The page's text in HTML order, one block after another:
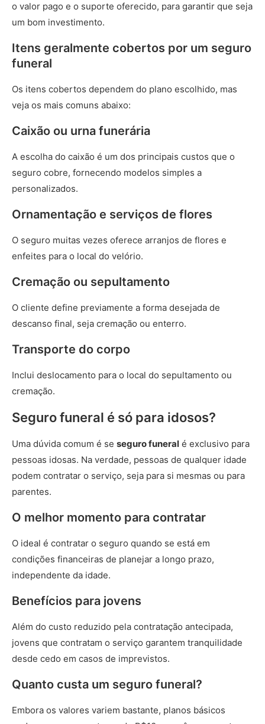
o valor pago e o suporte oferecido, para garantir que seja
um bom investimento.
Itens geralmente cobertos por um seguro
funeral
Os itens cobertos dependem do plano escolhido, mas
veja os mais comuns abaixo:
Caixão ou urna funerária
A escolha do caixão é um dos principais custos que o
seguro cobre, fornecendo modelos simples a
personalizados.
Ornamentação e serviços de flores
O seguro muitas vezes oferece arranjos de flores e
enfeites para o local do velório.
Cremação ou sepultamento
O cliente define previamente a forma desejada de
descanso final, seja cremação ou enterro.
Transporte do corpo
Inclui deslocamento para o local do sepultamento ou
cremação.
Seguro funeral é só para idosos?
Uma dúvida comum é se seguro funeral é exclusivo para
pessoas idosas. Na verdade, pessoas de qualquer idade
podem contratar o serviço, seja para si mesmas ou para
parentes.
O melhor momento para contratar
O ideal é contratar o seguro quando se está em
condições financeiras de planejar a longo prazo,
independente da idade.
Benefícios para jovens
Além do custo reduzido pela contratação antecipada,
jovens que contratam o serviço garantem tranquilidade
desde cedo em casos de imprevistos.
Quanto custa um seguro funeral?
Embora os valores variem bastante, planos básicos